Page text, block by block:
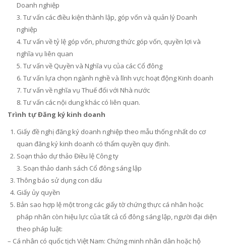
Doanh nghiệp
3. Tư vấn các điều kiện thành lập, góp vốn và quản lý Doanh
nghiệp
4. Tư vấn về tỷ lệ góp vốn, phương thức góp vốn, quyền lợi và
nghĩa vụ liên quan
5. Tư vấn về Quyền và Nghĩa vụ của các Cổ đông
6. Tư vấn lựa chọn ngành nghề và lĩnh vực hoạt động Kinh doanh
7. Tư vấn về nghĩa vụ Thuế đối với Nhà nước
8. Tư vấn các nội dung khác có liên quan.
Trình tự Đăng ký kinh doanh
Giấy đề nghị đăng ký doanh nghiệp theo mẫu thống nhất do cơ
quan đăng ký kinh doanh có thẩm quyền quy định.
Soạn thảo dự thảo Điều lệ Công ty
3. Soạn thảo danh sách Cổ đông sáng lập
Thông báo sử dụng con dấu
Giấy ủy quyền
Bản sao hợp lệ một trong các giấy tờ chứng thực cá nhân hoặc
pháp nhân còn hiệu lực của tất cả cổ đông sáng lập, người đại diện
theo pháp luật:
– Cá nhân có quốc tịch Việt Nam: Chứng minh nhân dân hoặc hộ